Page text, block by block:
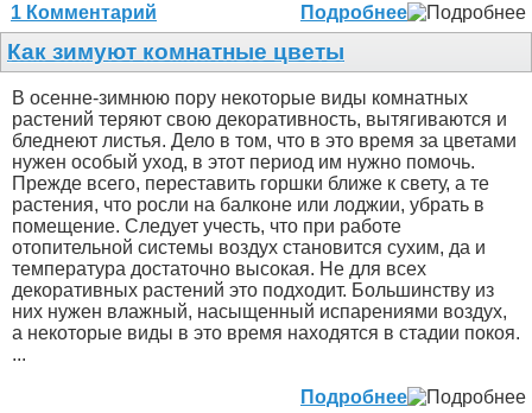
1 Комментарий Подробнее
Как зимуют комнатные цветы
В осенне-зимнюю пору некоторые виды комнатных
растений теряют свою декоративность, вытягиваются и
бледнеют листья. Дело в том, что в это время за цветами
нужен особый уход, в этот период им нужно помочь.
Прежде всего, переставить горшки ближе к свету, а те
растения, что росли на балконе или лоджии, убрать в
помещение. Следует учесть, что при работе
отопительной системы воздух становится сухим, да и
температура достаточно высокая. Не для всех
декоративных растений это подходит. Большинству из
них нужен влажный, насыщенный испарениями воздух,
а некоторые виды в это время находятся в стадии покоя.
...
Подробнее